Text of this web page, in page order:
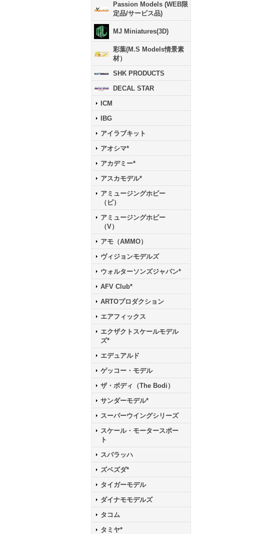
Passion Models (WEB限
定品/サービス品)
MJ Miniatures(3D)
彩葉(M.S Models情景素
材）
SHK PRODUCTS
DECAL STAR
ICM
IBG
アイラブキット
アオシマ*
アカデミー*
アスカモデル*
アミュージングホビー
（ビ）
アミュージングホビー
（V）
アモ（AMMO）
ヴィジョンモデルズ
ウォルターソンズジャパン*
AFV Club*
ARTOプロダクション
エアフィックス
エクザクトスケールモデル
ズ*
エデュアルド
ゲッコー・モデル
ザ・ボディ（The Bodi）
サンダーモデル*
スーパーウイングシリーズ
スケール・モータースポー
ト
スパラッハ
ズベズダ*
タイガーモデル
ダイナモモデルズ
タコム
タミヤ*